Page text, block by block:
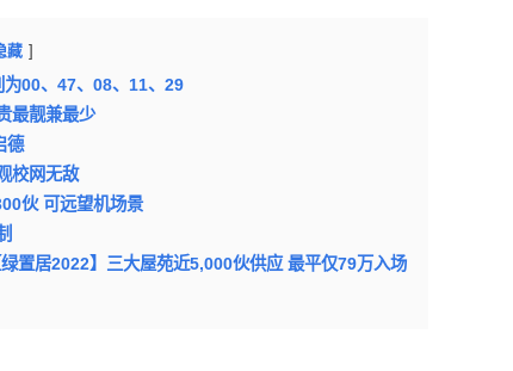
藏
为00、47、08、11、29
最靓兼最少
德
校网无敌
伙 可远望机场景
置居2022】三大屋苑近5,000伙供应 最平仅79万入场